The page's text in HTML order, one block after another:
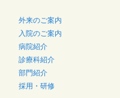
外来のご案内
入院のご案内
病院紹介
診療科紹介
部門紹介
採用・研修